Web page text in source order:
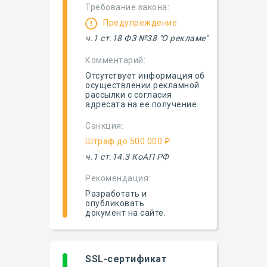
Требование закона:
Комментарий:
Санкция:
Предупреждение
Отсутствует информация об
осуществлении рекламной
рассылки с согласия
адресата на ее получение.
ч.1 ст.18 ФЗ №38 "О рекламе"
ч.1 ст.14.3 КоАП РФ
Рекомендация:
Разработать и
опубликовать
документ на сайте.
Штраф до 500 000 ₽
SSL-сертификат